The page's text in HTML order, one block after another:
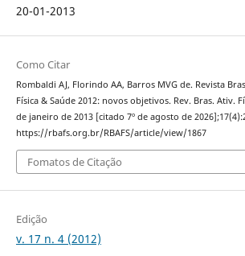
20-01-2013
Como Citar
Rombaldi AJ, Florindo AA, Barros MVG de. Revista
Física & Saúde 2012: novos objetivos. Rev. Bras. Ativ.
de janeiro de 2013 [citado 7º de agosto de
https://rbafs.org.br/RBAFS/article/view/1867
Fomatos de Citação
Edição
v. 17 n. 4 (2012)